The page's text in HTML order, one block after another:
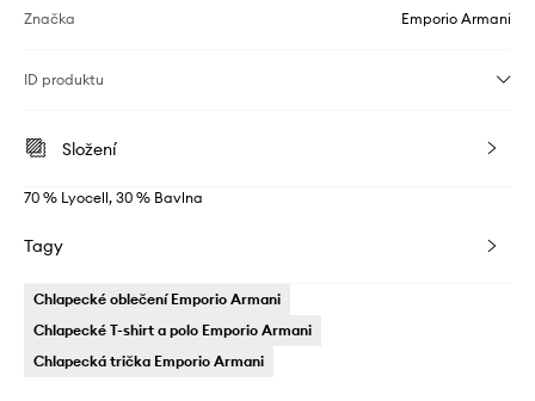
Značka Emporio Armani
ID produktu
Složení
70 % Lyocell, 30 % Bavlna
Tagy
Chlapecké oblečení Emporio Armani
Chlapecké T-shirt a polo Emporio Armani
Chlapecká trička Emporio Armani